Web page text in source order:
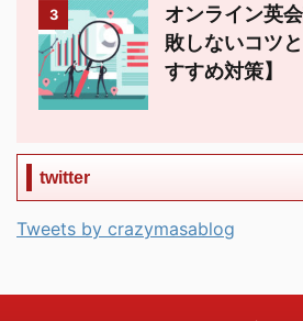
3
オンライン英
敗しないコツ
すすめ対策】
twitter
Tweets by crazymasablog